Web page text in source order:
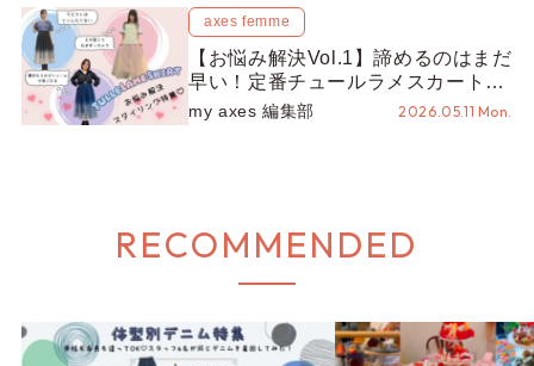
axes femme
【お悩み解決Vol.1】諦めるのはまだ
早い！定番チュールラメスカートの
「どうしよう…」を「これ可愛い
my axes 編集部 2026.05.11 Mon.
RECOMMENDED